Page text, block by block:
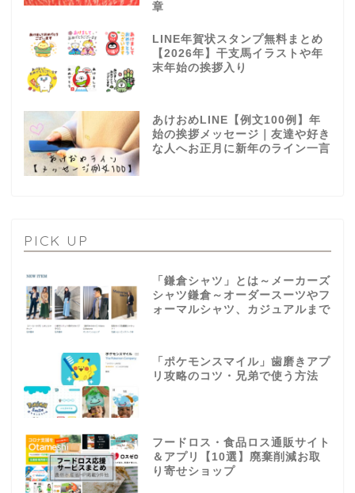
章
LINE年賀状スタンプ無料まとめ
【2026年】干支馬イラストや年
末年始の挨拶入り
あけおめLINE【例文100例】年
始の挨拶メッセージ｜友達や好き
な人へお正月に新年のライン一言
PICK UP
「鎌倉シャツ」とは～メーカーズ
シャツ鎌倉～オーダースーツやフ
ォーマルシャツ、カジュアルまで
「ポケモンスマイル」歯磨きアプ
リ攻略のコツ・兄弟で使う方法
フードロス・食品ロス通販サイト
＆アプリ【10選】廃棄削減お取
り寄せショップ